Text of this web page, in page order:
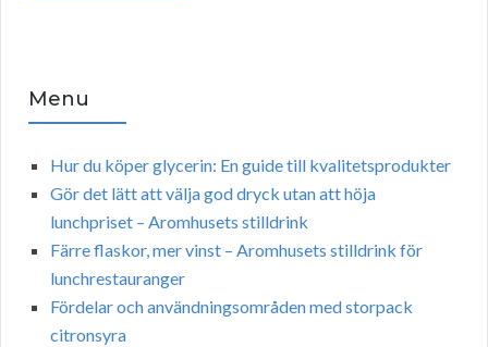
Menu
Hur du köper glycerin: En guide till kvalitetsprodukter
Gör det lätt att välja god dryck utan att höja
lunchpriset – Aromhusets stilldrink
Färre flaskor, mer vinst – Aromhusets stilldrink för
lunchrestauranger
Fördelar och användningsområden med storpack
citronsyra